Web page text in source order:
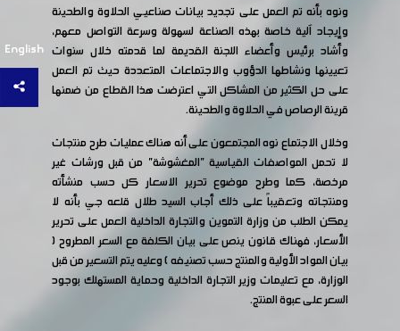
English
ونوه بأنه تم العمل على تجديد بيانات صناعيي الحلاوة والطحينة
وإيجاد آلية خاصة بهذه الصناعة لسهولة وسرعة التواصل معهم،
وأشاد برئيس وأعضاء اللجنة القديمة لما قدمته خلال سنوات
تعيينها ونشاطها الدؤوب والاجتماعات المتعددة حيث تم العمل
على حل الكثير من المشاكل التي اعترضت هذا القطاع من ضمنها
قرينة الرصاص في الحلاوة والطحينة.
وخلال الاجتماع نوه المجتمعون على أنه هناك عمليات طرح منتجات
لا تحمل المواصفات القياسية "المغشوشة" من قبل ورشات غير
مرخصة، كما وطرح موضوع تحرير الاسعار كل حسب منشأته
ومنتجاته وتعقيباً على ذلك أجاب السيد طلال قلعه جي بأنه لا
يمكن الطلب من وزارة التموين والتجارة الداخلية العمل على تحرير
الأسعار، فهناك قانون ينص على بيان الكلفة مع السعر المطروح (
بيان المواد الأولية والمنتج حسب تصنيفه ) وعليه يتم التسعير من قبل
الوزارة، مع تعليمات وزير التجارة الداخلية وحماية المستهلك بوجود
السعر على عبوة المنتج.